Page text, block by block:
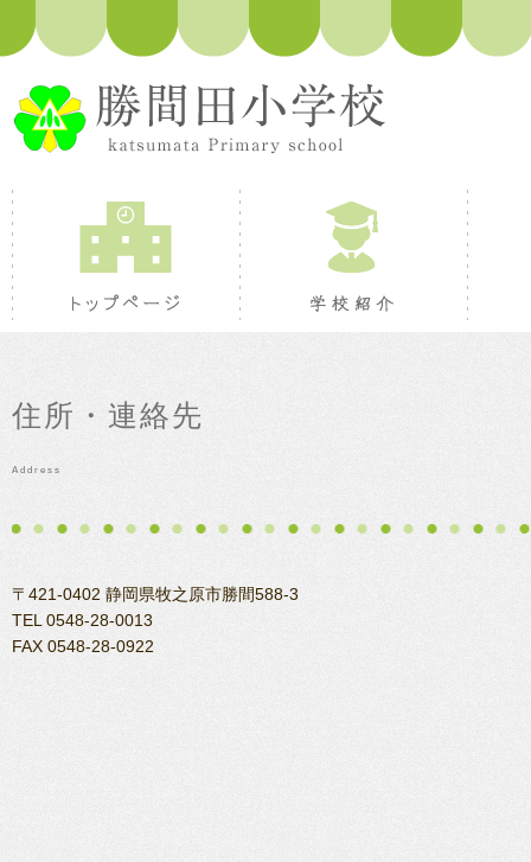
トップページ 学校紹介
住所・連絡先
Address
〒421-0402 静岡県牧之原市勝間588-3
TEL 0548-28-0013
FAX 0548-28-0922